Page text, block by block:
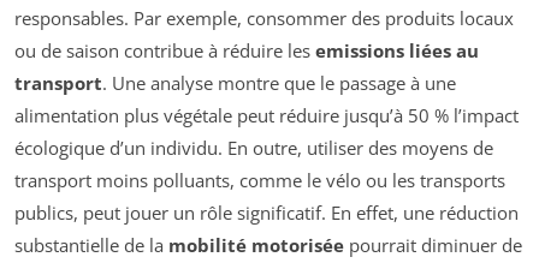
responsables. Par exemple, consommer des produits locaux
ou de saison contribue à réduire les emissions liées au
transport. Une analyse montre que le passage à une
alimentation plus végétale peut réduire jusqu’à 50 % l’impact
écologique d’un individu. En outre, utiliser des moyens de
transport moins polluants, comme le vélo ou les transports
publics, peut jouer un rôle significatif. En effet, une réduction
substantielle de la mobilité motorisée pourrait diminuer de